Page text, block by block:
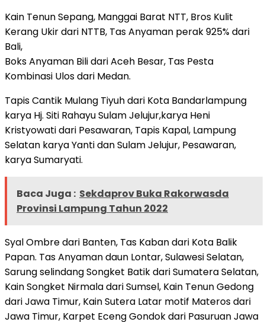
Kain Tenun Sepang, Manggai Barat NTT, Bros Kulit
Kerang Ukir dari NTTB, Tas Anyaman perak 925% dari
Bali,
Boks Anyaman Bili dari Aceh Besar, Tas Pesta
Kombinasi Ulos dari Medan.
Tapis Cantik Mulang Tiyuh dari Kota Bandarlampung
karya Hj. Siti Rahayu Sulam Jelujur,karya Heni
Kristyowati dari Pesawaran, Tapis Kapal, Lampung
Selatan karya Yanti dan Sulam Jelujur, Pesawaran,
karya Sumaryati.
Baca Juga : Sekdaprov Buka Rakorwasda
Provinsi Lampung Tahun 2022
Syal Ombre dari Banten, Tas Kaban dari Kota Balik
Papan. Tas Anyaman daun Lontar, Sulawesi Selatan,
Sarung selindang Songket Batik dari Sumatera Selatan,
Kain Songket Nirmala dari Sumsel, Kain Tenun Gedong
dari Jawa Timur, Kain Sutera Latar motif Materos dari
Jawa Timur, Karpet Eceng Gondok dari Pasuruan Jawa